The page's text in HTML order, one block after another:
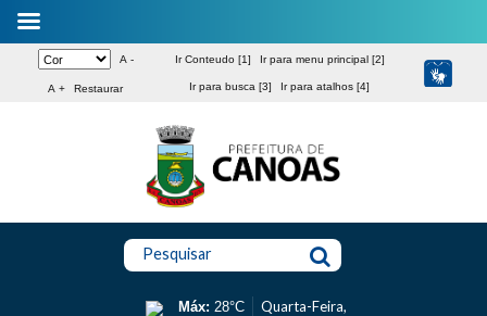
A -
A + Restaurar
Ir Conteudo [1] Ir para menu principal [2]
Ir para busca [3] Ir para atalhos [4]
Pesquisar
Máx: 28°C
Quarta-Feira,